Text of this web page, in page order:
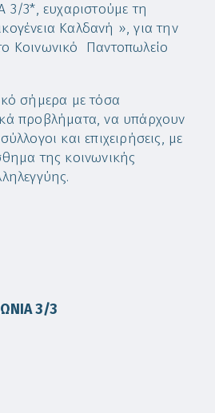
3/3*, ευχαριστούμε τη
Καλδανή », για την
Κοινωνικό Παντοπωλείο
σήμερα με τόσα
προβλήματα, να υπάρχουν
και επιχειρήσεις, με
της κοινωνικής
3/3